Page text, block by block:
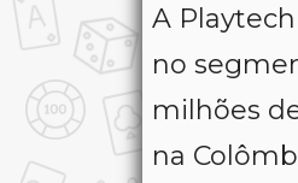
A
no
milhões
na